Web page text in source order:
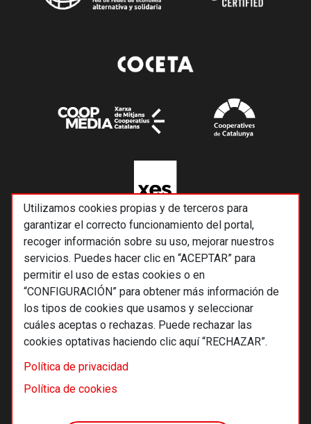
Utilizamos cookies propias y de terceros para
garantizar el correcto funcionamiento del portal,
recoger información sobre su uso, mejorar nuestros
servicios. Puedes hacer clic en “ACEPTAR” para
permitir el uso de estas cookies o en
“CONFIGURACIÓN” para obtener más información de
los tipos de cookies que usamos y seleccionar
cuáles aceptas o rechazas. Puede rechazar las
cookies optativas haciendo clic aquí “RECHAZAR”.
Política de privacidad
Política de cookies
© 2026 Alternativas económicas SCCL
Footer
Términos y condiciones de uso
Política de cookies